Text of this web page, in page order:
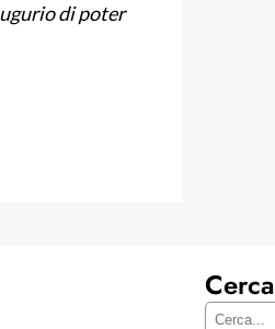
di poter
Cerca
C